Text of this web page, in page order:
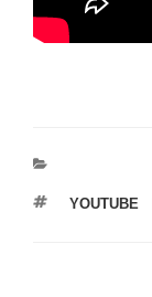
タ
YOUTUBE,